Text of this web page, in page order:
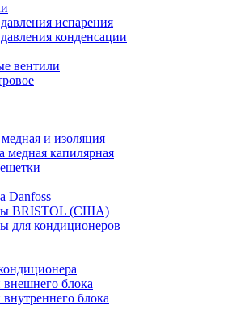
испарения
конденсации
вентили
и изоляция
медная капилярная
Danfoss
BRISTOL (США)
для кондиционеров
блока
блока